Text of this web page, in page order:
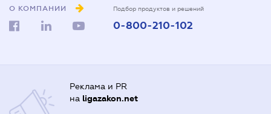
О КОМПАНИИ Подбор продуктов и решений
0-800-210-102
Реклама и PR
на ligazakon.net